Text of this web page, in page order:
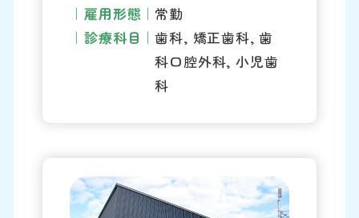
雇用形態
常勤
診療科目
歯科, 矯正歯科, 歯
科口腔外科, 小児歯
科